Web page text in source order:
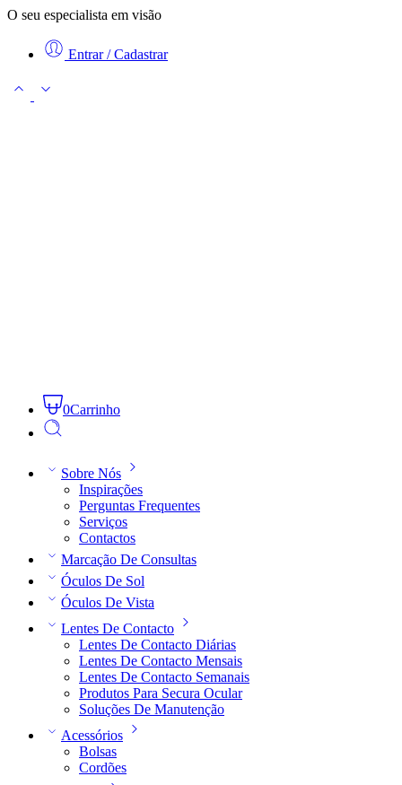
O seu especialista em visão
Entrar / Cadastrar
0Carrinho
Sobre Nós
Inspirações
Perguntas Frequentes
Serviços
Contactos
Marcação De Consultas
Óculos De Sol
Óculos De Vista
Lentes De Contacto
Lentes De Contacto Diárias
Lentes De Contacto Mensais
Lentes De Contacto Semanais
Produtos Para Secura Ocular
Soluções De Manutenção
Acessórios
Bolsas
Cordões